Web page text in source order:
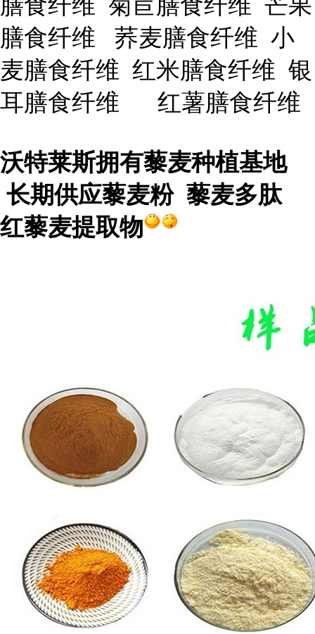
膳食纤维 荞麦膳食纤维 小
麦膳食纤维 红米膳食纤维 银
耳膳食纤维 红薯膳食纤维
沃特莱斯拥有藜麦种植基地
长期供应藜麦粉 藜麦多肽
红藜麦提取物